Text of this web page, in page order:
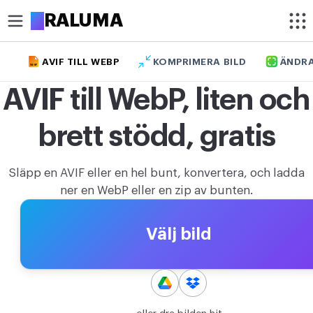
ARALUMA
Beskär bild
Beskär bild i cirkel
Komprimera bild
WEBP AVIF TILL WEBP KOMPRIMERA BILD
AVIF till WebP, liten och
brett stödd, gratis
Släpp en AVIF eller en hel bunt, konvertera, och ladda
ner en WebP eller en zip av bunten.
Välj bild